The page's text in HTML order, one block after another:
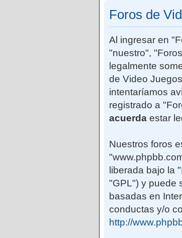
Foros de
Al ingresar en
"nuestro",
legalmente
de Video
intentaríamos
registrado a
acuerda estar
Nuestros foros
liberada bajo la "
"GPL") y puede
basadas en
conductas y/o
http://